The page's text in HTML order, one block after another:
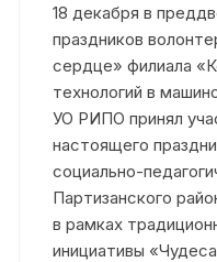
18 декабря в
праздников
сердце» филиала
технологий в
УО РИПО принял
настоящего
социально-
Партизанского
в рамках
инициативы